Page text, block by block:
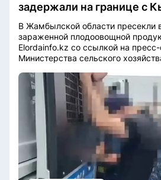
задержали на границе с
В Жамбылской области пресекли
зараженной плодоовощной
Elordainfo.kz со ссылкой на
Министерства сельского